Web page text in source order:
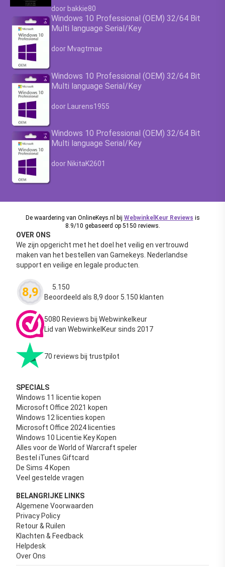
Waardering4.63
door bakkie80
Windows 10 Professional (OEM) 32/64 Bit
Multi language Serial/Key
Waardering4.63
door Mvagtmae
Windows 10 Professional (OEM) 32/64 Bit
Multi language Serial/Key
Waardering4.63uit 5
door Laurens1955
Windows 10 Professional (OEM) 32/64 Bit
Multi language Serial/Key
Waardering4.63
door NikitaK2601
De waardering van OnlineKeys.nl bij WebwinkelKeur Reviews is
8.9/10 gebaseerd op 5150 reviews.
OVER ONS
We zijn opgericht met het doel het veilig en vertrouwd
maken van het bestellen van Gamekeys. Nederlandse
support en veilige en legale producten.
8,9 Waardering
5.150
Beoordeeld als 8,9 door 5.150 klanten
5080 Reviews bij Webwinkelkeur
Lid van WebwinkelKeur sinds 2017
70 reviews bij trustpilot
SPECIALS
Windows 11 licentie kopen
Microsoft Office 2021 kopen
Windows 12 licenties kopen
Microsoft Office 2024 licenties
Windows 10 Licentie Key Kopen
Alles voor de World of Warcraft speler
Bestel iTunes Giftcard
De Sims 4 Kopen
Veel gestelde vragen
BELANGRIJKE LINKS
Algemene Voorwaarden
Privacy Policy
Retour & Ruilen
Klachten & Feedback
Helpdesk
Over Ons